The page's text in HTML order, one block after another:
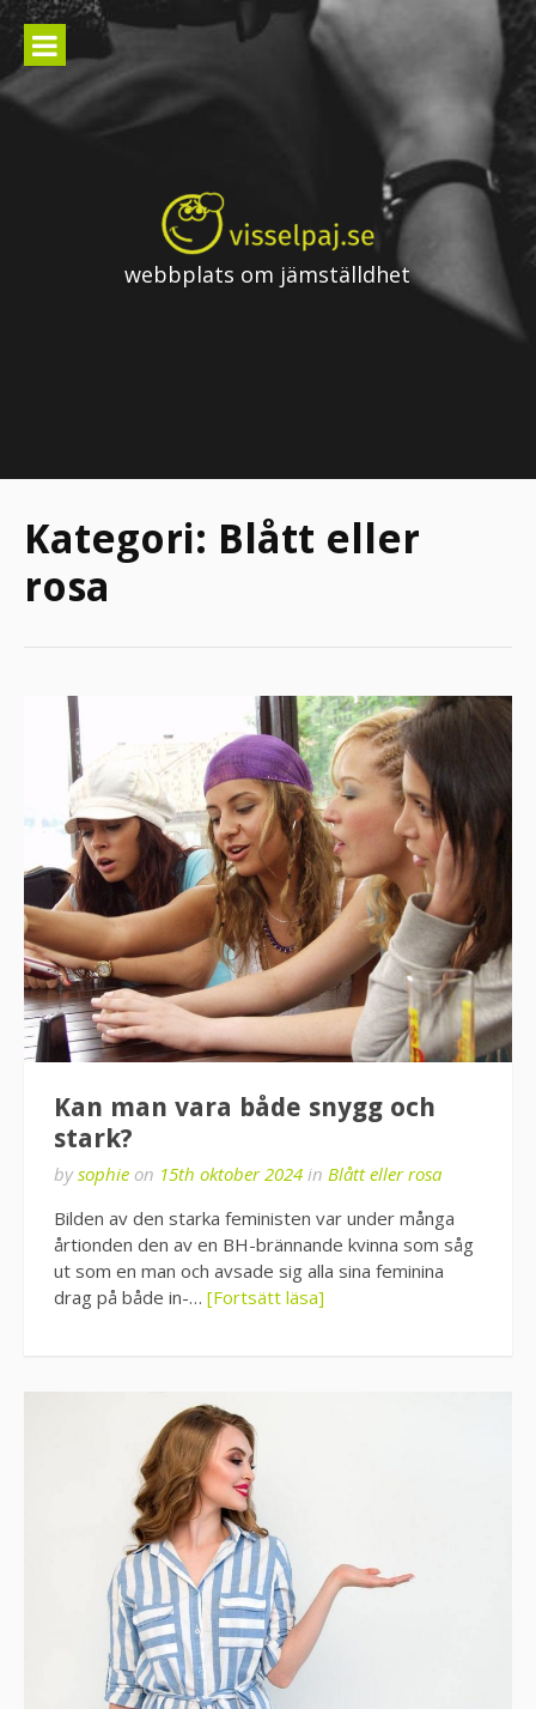
Skip
content
webbplats om jämställdhet
Kategori: Blått eller
rosa
Kan man vara både snygg och
stark?
bysophie on 15th oktober 2024 in Blått eller rosa
Bilden av den starka feministen var under många
årtionden den av en BH-brännande kvinna som såg
ut som en man och avsade sig alla sina feminina
drag på både in-… [Fortsätt läsa]